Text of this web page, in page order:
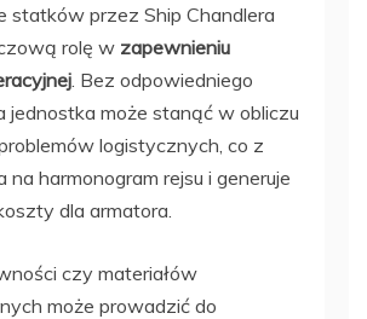
statków przez Ship Chandlera
rolę w zapewnieniu
. Bez odpowiedniego
jednostka może stanąć w obliczu
logistycznych, co z
na harmonogram rejsu i generuje
dla armatora.
czy materiałów
może prowadzić do